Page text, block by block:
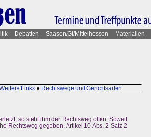
Debatten Saasen/GI/Mittelhessen Materialien
Weitere Links ● Rechtswege und Gerichtsarten
so steht ihm der Rechtsweg offen. Soweit
Rechtsweg gegeben. Artikel 10 Abs. 2 Satz 2